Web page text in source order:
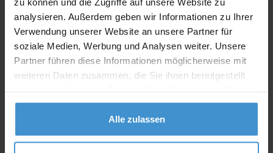
analysieren. Außerdem geben wir Informationen zu Ihrer
Verwendung unserer Website an unsere Partner für
soziale Medien, Werbung und Analysen weiter. Unsere
Partner führen diese Informationen möglicherweise mit
weiteren Daten zusammen, die Sie ihnen bereitgestellt
gesammelt haben.
Alle zulassen
Lieferzeiten
Artikel mit Werbeanbringung: ca. 10 Werktage
Muster mit Ihrer
Werbeanbringung zur Freigabe
der Produktion:
ca. 10 Werktage
Artikel ohne Werbeanbringung: ca. 3 - 5 Werktage